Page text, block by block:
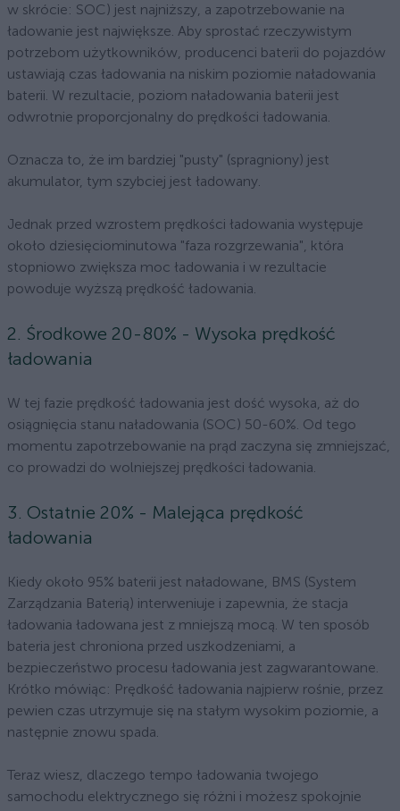
w skrócie: SOC) jest najniższy, a zapotrzebowanie na
ładowanie jest największe. Aby sprostać rzeczywistym
potrzebom użytkowników, producenci baterii do pojazdów
ustawiają czas ładowania na niskim poziomie naładowania
baterii. W rezultacie, poziom naładowania baterii jest
odwrotnie proporcjonalny do prędkości ładowania.
Oznacza to, że im bardziej "pusty" (spragniony) jest
akumulator, tym szybciej jest ładowany.
Jednak przed wzrostem prędkości ładowania występuje
około dziesięciominutowa "faza rozgrzewania", która
stopniowo zwiększa moc ładowania i w rezultacie
powoduje wyższą prędkość ładowania.
2. Środkowe 20-80% - Wysoka prędkość
ładowania
W tej fazie prędkość ładowania jest dość wysoka, aż do
osiągnięcia stanu naładowania (SOC) 50-60%. Od tego
momentu zapotrzebowanie na prąd zaczyna się zmniejszać,
co prowadzi do wolniejszej prędkości ładowania.
3. Ostatnie 20% - Malejąca prędkość
ładowania
Kiedy około 95% baterii jest naładowane, BMS (System
Zarządzania Baterią) interweniuje i zapewnia, że stacja
ładowania ładowana jest z mniejszą mocą. W ten sposób
bateria jest chroniona przed uszkodzeniami, a
bezpieczeństwo procesu ładowania jest zagwarantowane.
Krótko mówiąc: Prędkość ładowania najpierw rośnie, przez
pewien czas utrzymuje się na stałym wysokim poziomie, a
następnie znowu spada.
Teraz wiesz, dlaczego tempo ładowania twojego
samochodu elektrycznego się różni i możesz spokojnie